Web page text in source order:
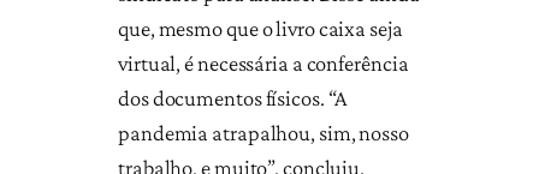
que, mesmo que o livro caixa seja
virtual, é necessária a conferência
dos documentos físicos. “A
pandemia atrapalhou, sim, nosso
trabalho, e muito”, concluiu.